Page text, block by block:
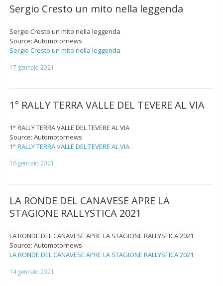
Sergio Cresto un mito nella leggenda
Sergio Cresto un mito nella leggenda
Source: Automotornews
Sergio Cresto un mito nella leggenda
17 gennaio 2021
1° RALLY TERRA VALLE DEL TEVERE AL VIA
1° RALLY TERRA VALLE DEL TEVERE AL VIA
Source: Automotornews
1° RALLY TERRA VALLE DEL TEVERE AL VIA
16 gennaio 2021
LA RONDE DEL CANAVESE APRE LA
STAGIONE RALLYSTICA 2021
LA RONDE DEL CANAVESE APRE LA STAGIONE RALLYSTICA 2021
Source: Automotornews
LA RONDE DEL CANAVESE APRE LA STAGIONE RALLYSTICA 2021
14 gennaio 2021